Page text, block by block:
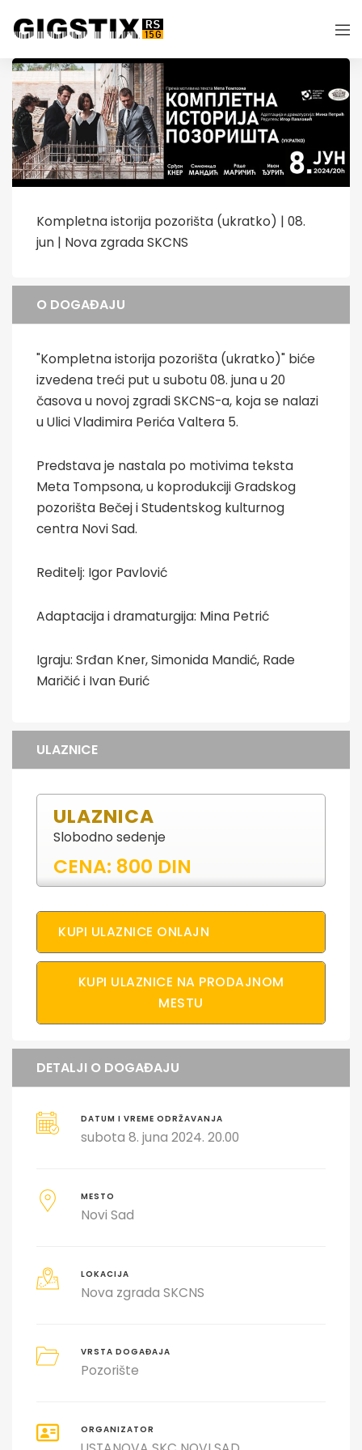
Kompletna istorija pozorišta (ukratko) | 08.
jun | Nova zgrada SKCNS
O DOGAĐAJU
"Kompletna istorija pozorišta (ukratko)" biće
izvedena treći put u subotu 08. juna u 20
časova u novoj zgradi SKCNS-a, koja se nalazi
u Ulici Vladimira Perića Valtera 5.
Predstava je nastala po motivima teksta
Meta Tompsona, u koprodukciji Gradskog
pozorišta Bečej i Studentskog kulturnog
centra Novi Sad.
Reditelj: Igor Pavlović
Adaptacija i dramaturgija: Mina Petrić
Igraju: Srđan Kner, Simonida Mandić, Rade
Maričić i Ivan Đurić
ULAZNICE
ULAZNICA
Slobodno sedenje
CENA: 800 DIN
KUPI ULAZNICE ONLAJN
KUPI ULAZNICE NA PRODAJNOM
MESTU
DETALJI O DOGAĐAJU
DATUM I VREME ODRŽAVANJA
subota 8. juna 2024. 20.00
MESTO
Novi Sad
LOKACIJA
Nova zgrada SKCNS
VRSTA DOGAĐAJA
Pozorište
ORGANIZATOR